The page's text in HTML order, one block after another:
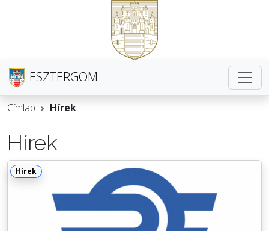
ESZTERGOM
Címlap Hírek
Hírek
Hírek